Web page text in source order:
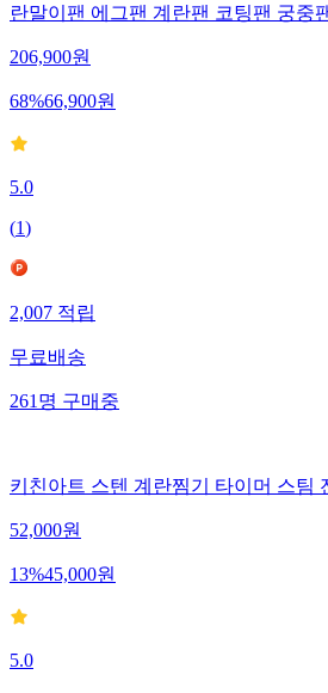
란말이팬 에그팬 계란팬 코팅팬 궁중
206,900원
68%66,900원
5.0
(1)
2,007 적립
무료배송
261 명 구매중
키친아트 스텐 계란찜기 타이머 스팀
52,000원
13%45,000원
5.0